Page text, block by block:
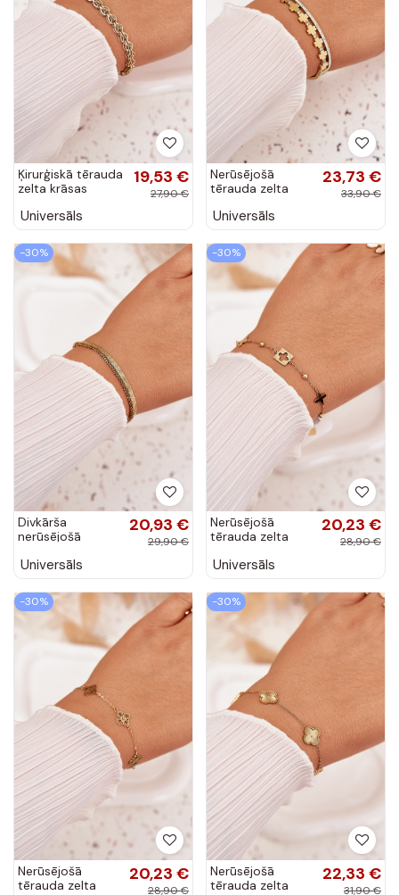
Ķirurģiskā tērauda
zelta krāsas
19,53 €
27,90 €
Universāls
Nerūsējošā
tērauda zelta
cirkoniem
23,73 €
33,90 €
Universāls
-30%
Divkārša
nerūsējošā
krāsas aproce
20,93 €
29,90 €
Universāls
-30%
Nerūsējošā
tērauda zelta
piekariņiem
20,23 €
28,90 €
Universāls
-30%
Nerūsējošā
tērauda zelta
20,23 €
28,90 €
-30%
Nerūsējošā
tērauda zelta
22,33 €
31,90 €